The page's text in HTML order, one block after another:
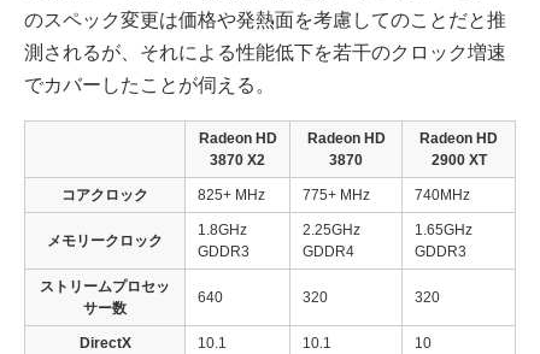
のスペック変更は価格や発熱面を考慮してのことだと推
測されるが、それによる性能低下を若干のクロック増速
でカバーしたことが伺える。
Radeon HD
3870 X2
Radeon HD
3870
Radeon HD
2900 XT
コアクロック 825+ MHz 775+ MHz 740MHz
メモリークロック
1.8GHz
GDDR3
2.25GHz
GDDR4
1.65GHz
GDDR3
ストリームプロセッ
サー数
640 320 320
DirectX 10.1 10.1 10